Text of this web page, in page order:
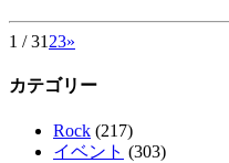
1 / 31 23»
カテゴリー
Rock (217)
イベント (303)